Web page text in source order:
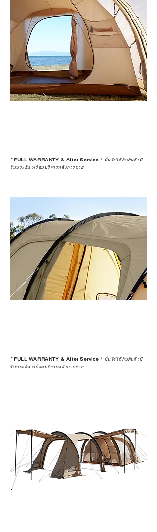
*FULL WARRANTY & After Service * มั่นใจได้กับสินค้ามี
รับประกัน พร้อมบริการหลังการขาย
*FULL WARRANTY & After Service * มั่นใจได้กับสินค้ามี
รับประกัน พร้อมบริการหลังการขาย